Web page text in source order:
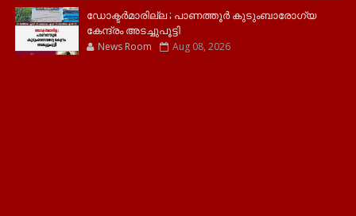
ഡോക്ടർമാരില്ല ; പാണത്തൂർ കുടുംബാരോഗ്യ
കേന്ദ്രം അടച്ചുപൂട്ടി
News Room Aug 08, 2026